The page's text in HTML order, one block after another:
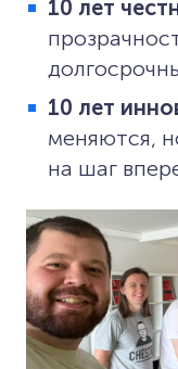
10 лет
10 лет
меняются,
на шаг